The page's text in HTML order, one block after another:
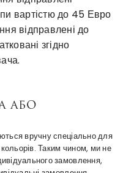
вартістю до 45 Евро
відправлені до
згідно
АБО
вручну спеціально для
Таким чином, ми не
замовлення,